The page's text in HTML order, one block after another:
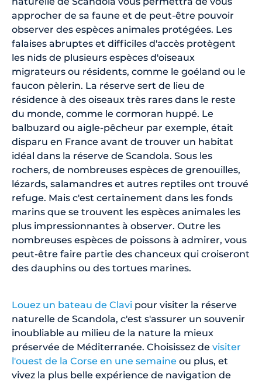
approcher de sa faune et de peut-être pouvoir
observer des espèces animales protégées. Les
falaises abruptes et difficiles d'accès protègent
les nids de plusieurs espèces d'oiseaux
migrateurs ou résidents, comme le goéland ou le
faucon pèlerin. La réserve sert de lieu de
résidence à des oiseaux très rares dans le reste
du monde, comme le cormoran huppé. Le
balbuzard ou aigle-pêcheur par exemple, était
disparu en France avant de trouver un habitat
idéal dans la réserve de Scandola. Sous les
rochers, de nombreuses espèces de grenouilles,
lézards, salamandres et autres reptiles ont trouvé
refuge. Mais c'est certainement dans les fonds
marins que se trouvent les espèces animales les
plus impressionnantes à observer. Outre les
nombreuses espèces de poissons à admirer, vous
peut-être faire partie des chanceux qui croiseront
des dauphins ou des tortues marines.
Louez un bateau de Clavi pour visiter la réserve
naturelle de Scandola, c'est s'assurer un souvenir
inoubliable au milieu de la nature la mieux
préservée de Méditerranée. Choisissez de visiter
l'ouest de la Corse en une semaine ou plus, et
vivez la plus belle expérience de navigation de